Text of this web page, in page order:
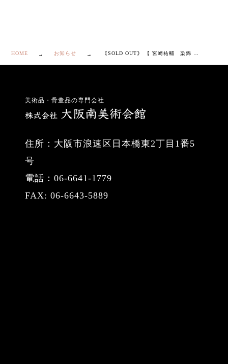
HOME お知らせ
美術品・骨董品の専門会社
住所：大阪市浪速区日本橋東2丁目1番5
号
電話：06-6641-1779
FAX: 06-6643-5889